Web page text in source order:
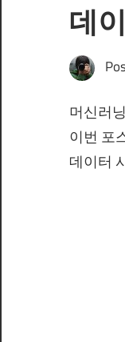
데
머신러
이번 포
데이터